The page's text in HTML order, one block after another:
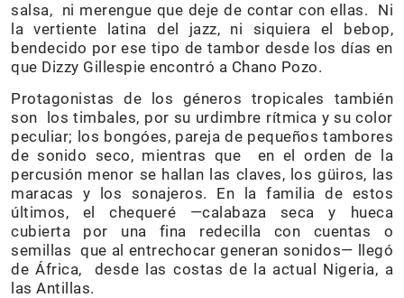
salsa, ni merengue que deje de contar con ellas. Ni
la vertiente latina del jazz, ni siquiera el bebop,
bendecido por ese tipo de tambor desde los días en
que Dizzy Gillespie encontró a Chano Pozo.
Protagonistas de los géneros tropicales también
son los timbales, por su urdimbre rítmica y su color
peculiar; los bongóes, pareja de pequeños tambores
de sonido seco, mientras que en el orden de la
percusión menor se hallan las claves, los güiros, las
maracas y los sonajeros. En la familia de estos
últimos, el chequeré —calabaza seca y hueca
cubierta por una fina redecilla con cuentas o
semillas que al entrechocar generan sonidos— llegó
de África, desde las costas de la actual Nigeria, a
las Antillas.